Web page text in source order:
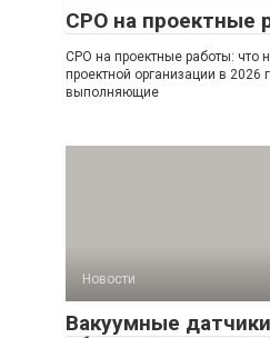
СРО на проектные
СРО на проектные работы: что
проектной организации в 2026
выполняющие
Новости
Вакуумные